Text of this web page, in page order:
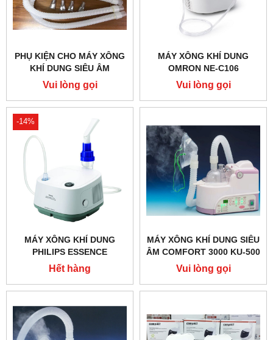
PHỤ KIỆN CHO MÁY XÔNG
KHÍ DUNG SIÊU ÂM
COMFORT
Vui lòng gọi
MÁY XÔNG KHÍ DUNG
OMRON NE-C106
Vui lòng gọi
-14%
MÁY XÔNG KHÍ DUNG
PHILIPS ESSENCE
Hết hàng
MÁY XÔNG KHÍ DUNG SIÊU
ÂM COMFORT 3000 KU-500
Vui lòng gọi